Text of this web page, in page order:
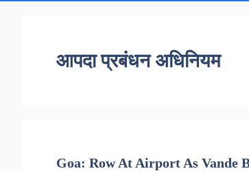
आपदा प्रबंधन अधिनियम
Goa: Row At Airport As Vande